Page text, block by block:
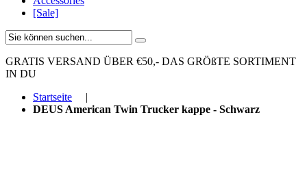
[Sale]
GRATIS VERSAND ÜBER €50,- DAS GRÖßTE SORTIMENT
IN DU
Startseite
|
DEUS American Twin Trucker kappe - Schwarz